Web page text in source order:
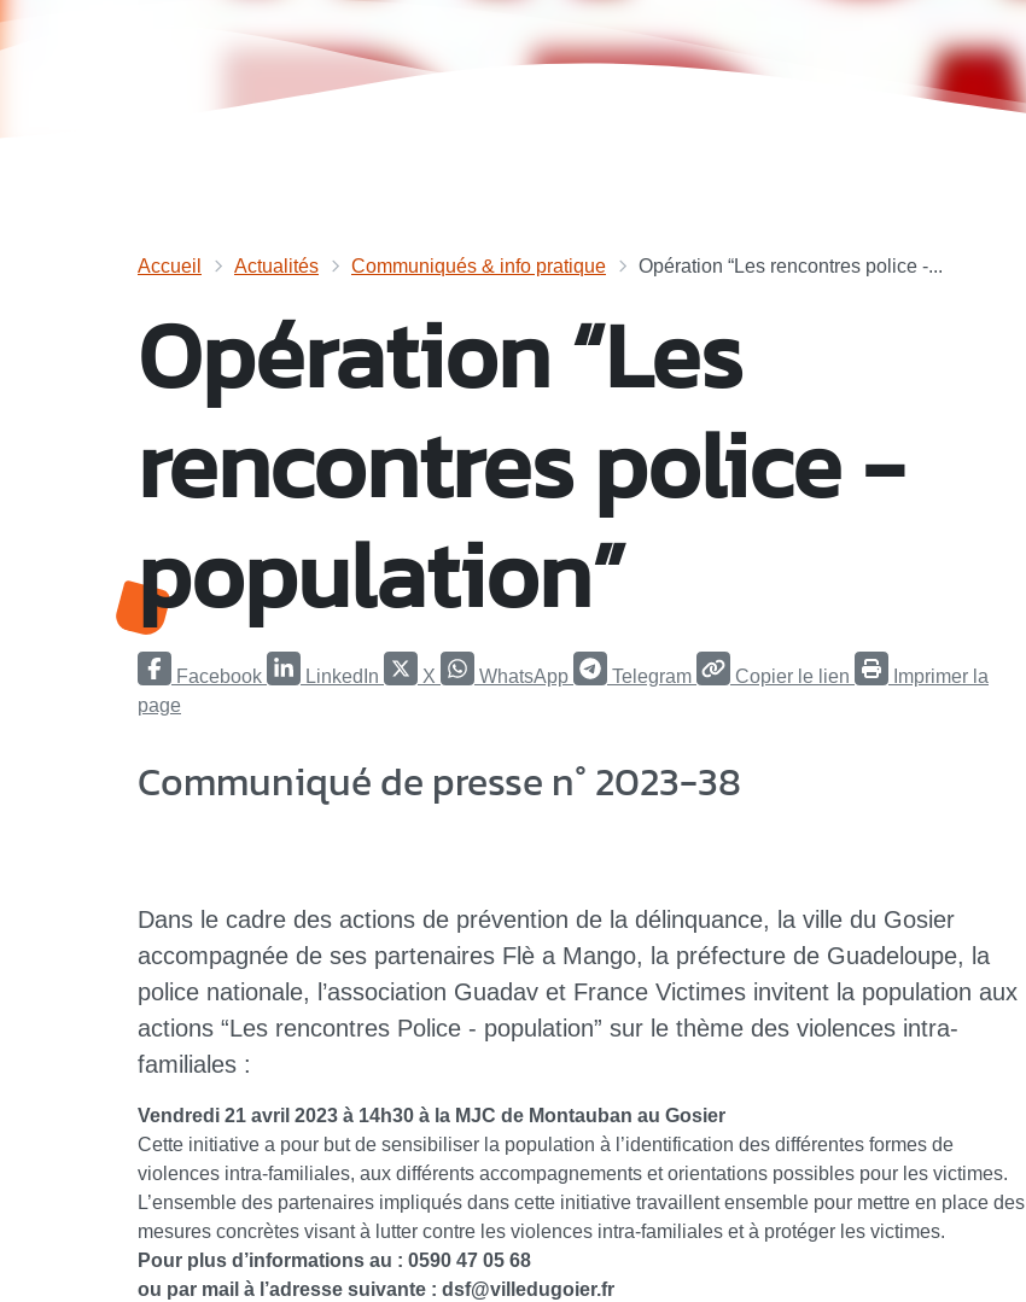
Accueil Actualités Communiqués & info pratique Opération “Les rencontres police -...
Opération “Les
rencontres police -
population”
Facebook LinkedIn X WhatsApp Telegram Copier le lien
Imprimer la
page
Communiqué de presse n° 2023-38
Dans le cadre des actions de prévention de la délinquance, la ville du Gosier
accompagnée de ses partenaires Flè a Mango, la préfecture de Guadeloupe, la
police nationale, l’association Guadav et France Victimes invitent la population aux
actions “Les rencontres Police - population” sur le thème des violences intra-
familiales :
Vendredi 21 avril 2023 à 14h30 à la MJC de Montauban au Gosier
Cette initiative a pour but de sensibiliser la population à l’identification des différentes formes de
violences intra-familiales, aux différents accompagnements et orientations possibles pour les victimes.
L’ensemble des partenaires impliqués dans cette initiative travaillent ensemble pour mettre en place des
mesures concrètes visant à lutter contre les violences intra-familiales et à protéger les victimes.
Pour plus d’informations au : 0590 47 05 68
ou par mail à l’adresse suivante : dsf@villedugoier.fr